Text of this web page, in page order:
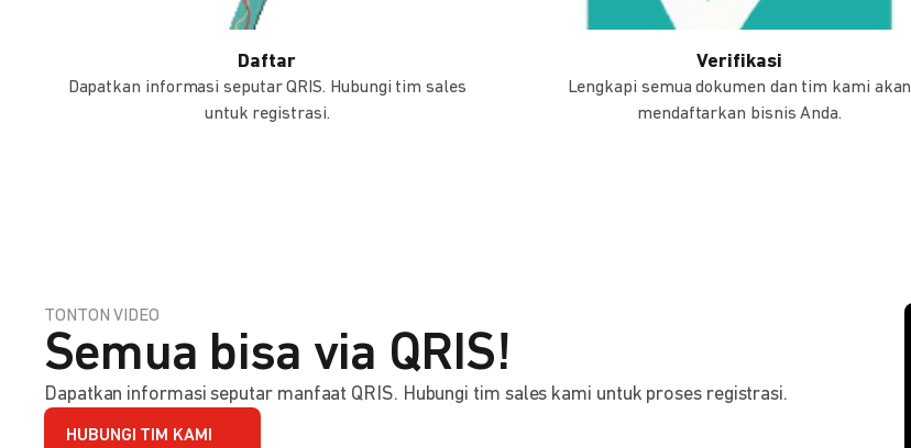
Daftar
Dapatkan informasi seputar QRIS. Hubungi tim sales
untuk registrasi.
Verifikasi
Lengkapi semua dokumen dan tim kami akan
mendaftarkan bisnis Anda.
TONTON VIDEO
Semua bisa via QRIS!
Dapatkan informasi seputar manfaat QRIS. Hubungi tim sales kami untuk proses registrasi.
HUBUNGI TIM KAMI